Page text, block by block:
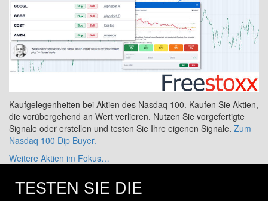
Kaufgelegenheiten bei Aktien des Nasdaq 100. Kaufen Sie Aktien,
die vorübergehend an Wert verlieren. Nutzen Sie vorgefertigte
Signale oder erstellen und testen Sie Ihre eigenen Signale. Zum
Nasdaq 100 Dip Buyer.
Weitere Aktien im Fokus…
TESTEN SIE DIE